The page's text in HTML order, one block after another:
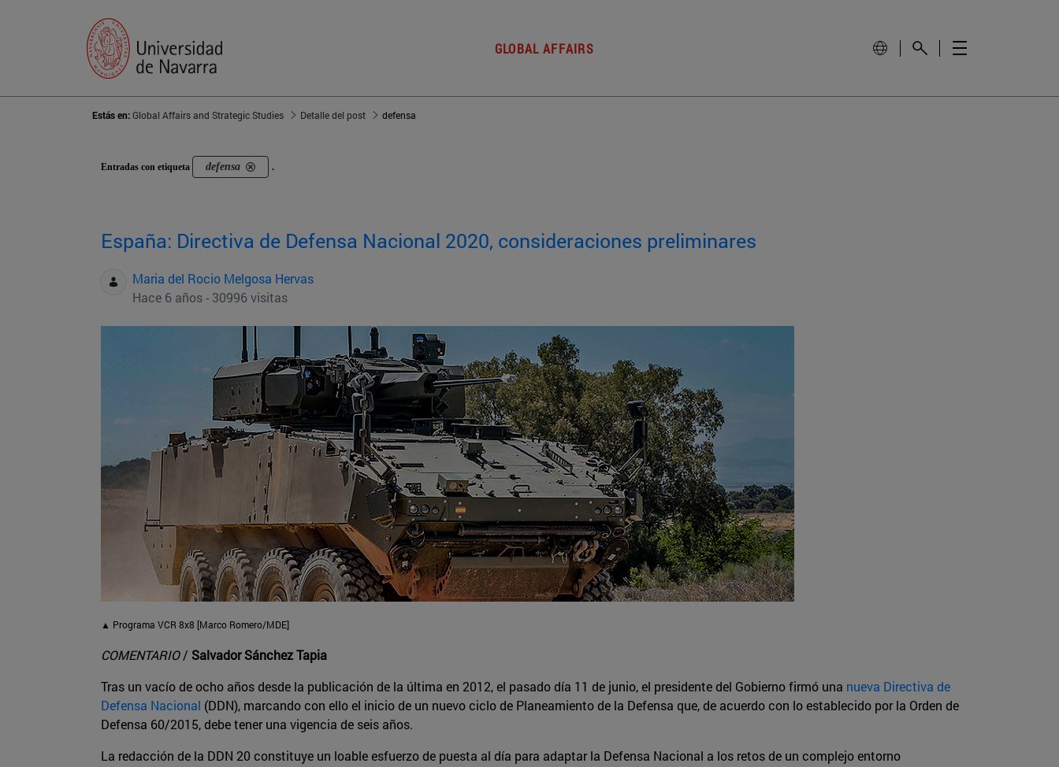
GLOBAL AFFAIRS
Estás en:Global Affairs and Strategic Studies Detalle del post defensa
Entradas con etiqueta defensa .
España: Directiva de Defensa Nacional 2020, consideraciones preliminares
Maria del Rocio Melgosa Hervas
Hace 6 años - 30996 visitas
▲ Programa VCR 8x8 [Marco Romero/MDE]
COMENTARIO/ Salvador Sánchez Tapia
Tras un vacío de ocho años desde la publicación de la última en 2012, el pasado día 11 de junio, el presidente del Gobierno firmó una nueva Directiva de
Defensa Nacional (DDN), marcando con ello el inicio de un nuevo ciclo de Planeamiento de la Defensa que, de acuerdo con lo establecido por la Orden de
Defensa 60/2015, debe tener una vigencia de seis años.
La redacción de la DDN 20 constituye un loable esfuerzo de puesta al día para adaptar la Defensa Nacional a los retos de un complejo entorno